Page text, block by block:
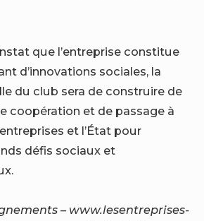
que l’entreprise constitue
d’innovations sociales, la
du club sera de construire de
coopération et de passage à
et l’État pour
défis sociaux et
– www.lesentreprises-